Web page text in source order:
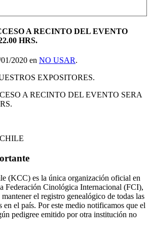
A RECINTO DEL EVENTO
HRS.
2020 en NO USAR.
EXPOSITORES.
A RECINTO DEL EVENTO SERA
(KCC) es la única organización oficial en
Federación Cinológica Internacional (FCI),
el registro genealógico de todas las
en el país. Por este medio notificamos que el
pedigree emitido por otra institución no